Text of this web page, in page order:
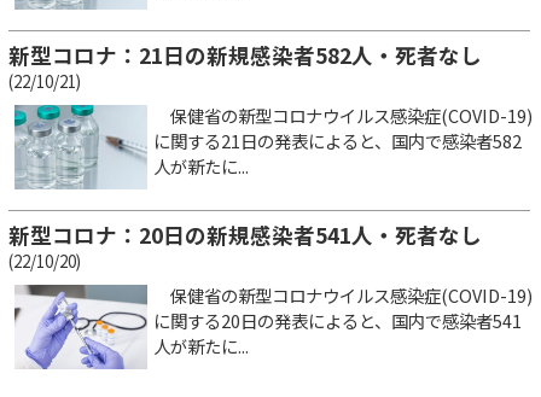
新型コロナ：21日の新規感染者582人・死者なし
(22/10/21)
保健省の新型コロナウイルス感染症(COVID-19)
に関する21日の発表によると、国内で感染者582
人が新たに...
新型コロナ：20日の新規感染者541人・死者なし
(22/10/20)
保健省の新型コロナウイルス感染症(COVID-19)
に関する20日の発表によると、国内で感染者541
人が新たに...